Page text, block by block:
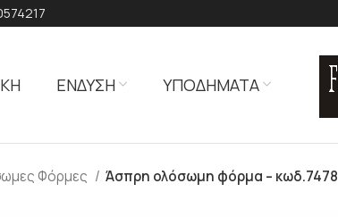
ΕΝΔΥΣΗ ΥΠΟΔΗΜΑΤΑ
Φόρμες Άσπρη ολόσωμη φόρμα – κωδ.7478